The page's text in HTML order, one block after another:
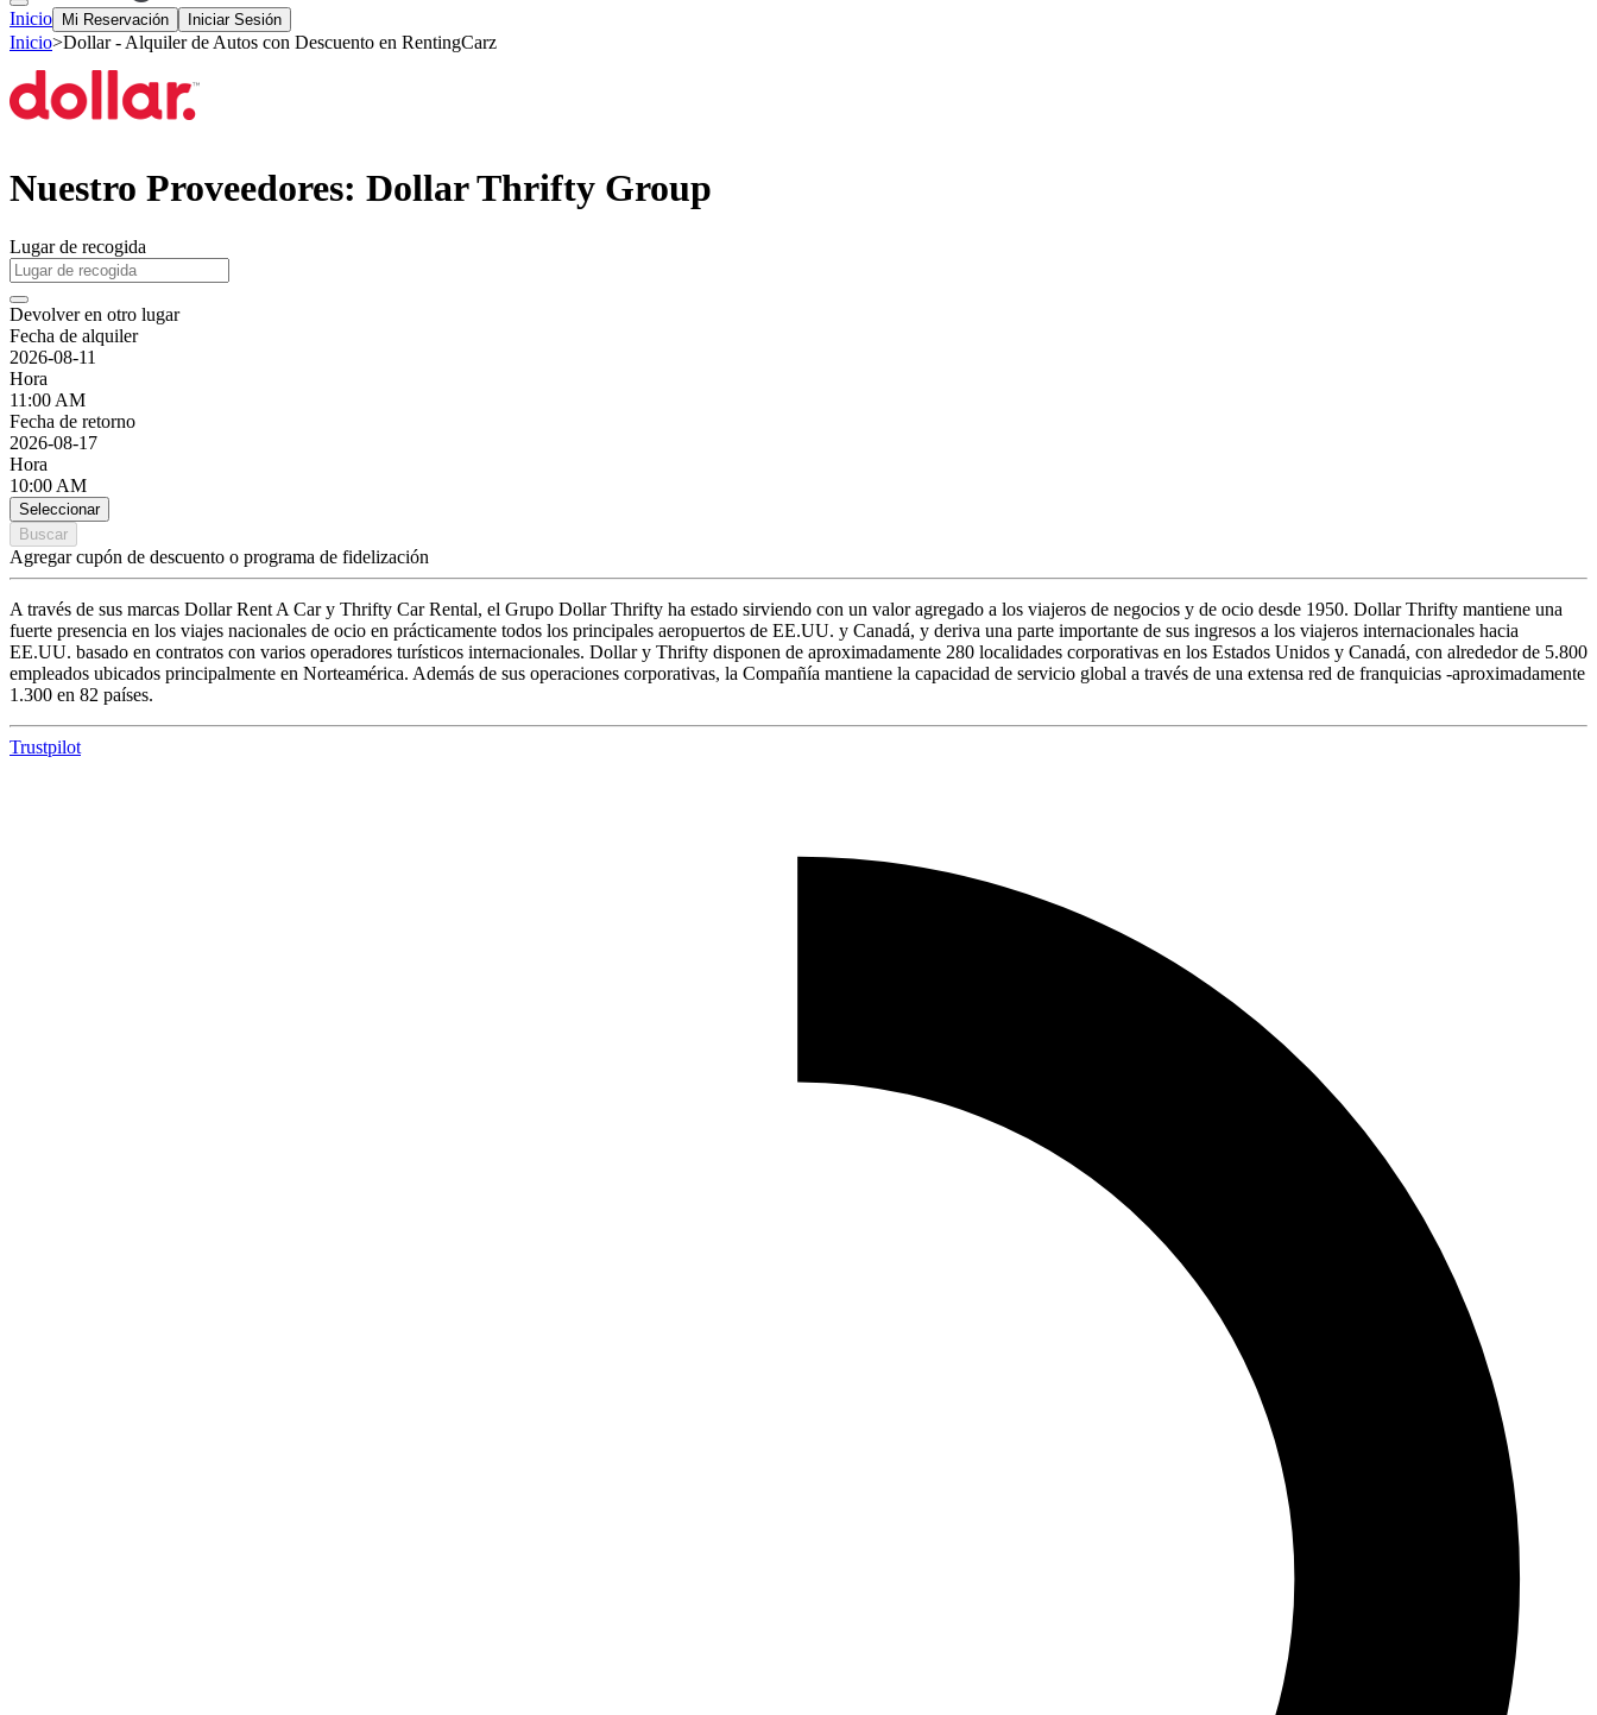
Inicio Mi Reservación Iniciar Sesión
Inicio>Dollar - Alquiler de Autos con Descuento en RentingCarz
Nuestro Proveedores: Dollar Thrifty Group
Lugar de recogida
Devolver en otro lugar
Fecha de alquiler
2026-08-11
Hora
11:00 AM
Fecha de retorno
2026-08-17
Hora
10:00 AM
Seleccionar
Buscar
Agregar cupón de descuento o programa de fidelización
A través de sus marcas Dollar Rent A Car y Thrifty Car Rental, el Grupo Dollar Thrifty ha estado sirviendo con un valor agregado a los viajeros de negocios y de ocio desde 1950. Dollar Thrifty mantiene una
fuerte presencia en los viajes nacionales de ocio en prácticamente todos los principales aeropuertos de EE.UU. y Canadá, y deriva una parte importante de sus ingresos a los viajeros internacionales hacia
EE.UU. basado en contratos con varios operadores turísticos internacionales. Dollar y Thrifty disponen de aproximadamente 280 localidades corporativas en los Estados Unidos y Canadá, con alrededor de 5.800
empleados ubicados principalmente en Norteamérica. Además de sus operaciones corporativas, la Compañía mantiene la capacidad de servicio global a través de una extensa red de franquicias -aproximadamente
1.300 en 82 países.
Trustpilot